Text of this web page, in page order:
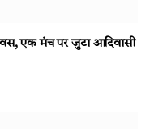
एक मंच पर जुटा आदिवासी